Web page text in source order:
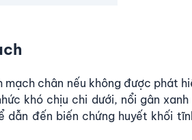
mạch chân nếu không được phát
khó chịu chi dưới, nổi gân
đến biến chứng huyết khối